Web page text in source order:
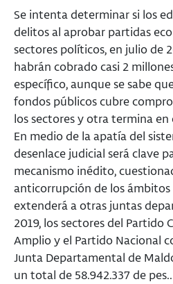
Se intenta determinar si los
delitos al aprobar partidas
sectores políticos, en julio de
habrán cobrado casi 2
específico, aunque se sabe
fondos públicos cubre
los sectores y otra termina en
En medio de la apatía del
desenlace judicial será clave
mecanismo inédito,
anticorrupción de los
extenderá a otras juntas
2019, los sectores del Partido
Amplio y el Partido Nacional
Junta Departamental de
un total de 58.942.337 de